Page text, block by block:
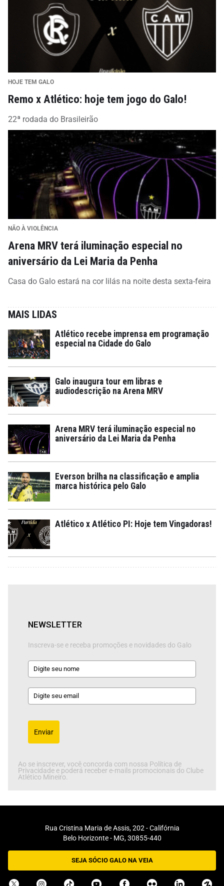
HOJE TEM GALO
Remo x Atlético: hoje tem jogo do Galo!
22ª rodada do Brasileirão
NÃO À VIOLÊNCIA
Arena MRV terá iluminação especial no
aniversário da Lei Maria da Penha
Casa do Galo estará na cor lilás na noite desta sexta-feira
MAIS LIDAS
Atlético recebe imprensa em programação
especial na Cidade do Galo
Galo inaugura tour em libras e
audiodescrição na Arena MRV
Arena MRV terá iluminação especial no
aniversário da Lei Maria da Penha
Everson brilha na classificação e amplia
marca histórica pelo Galo
Atlético x Atlético PI: Hoje tem Vingadoras!
NEWSLETTER
Inscreva-se e receba promoções e novidades do Galo
Enviar
Ao se inscrever, você concorda com nossa Política de
Privacidade e poderá receber e-mails promocionais do Clube
Atlético Mineiro.
Rua Cristina Maria de Assis, 202 - Califórnia
Belo Horizonte - MG, 30855-440
SEJA SÓCIO GALO NA VEIA